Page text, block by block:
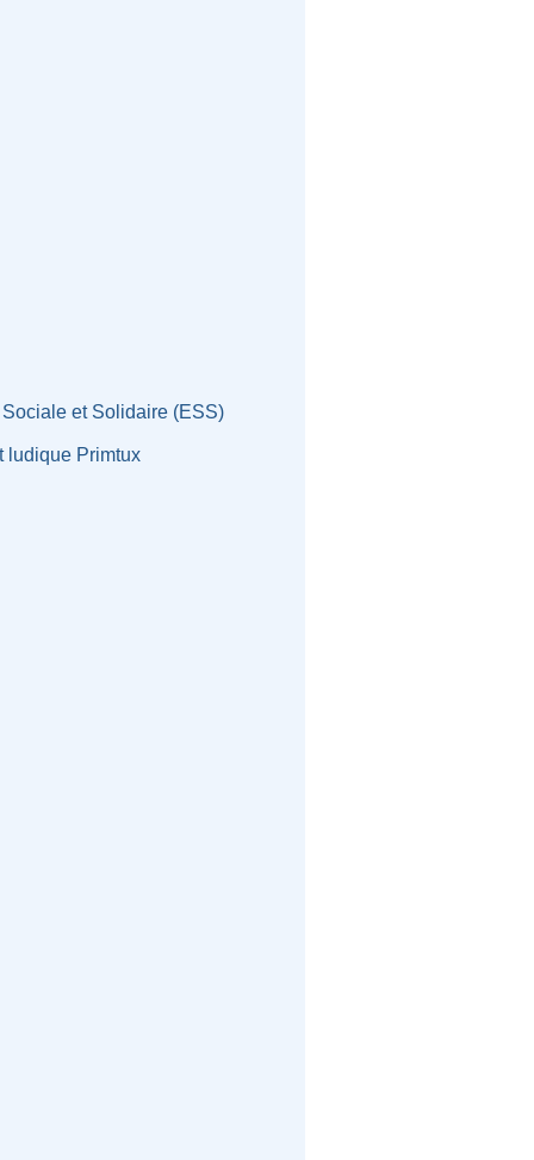
et Solidaire (ESS)
ludique Primtux